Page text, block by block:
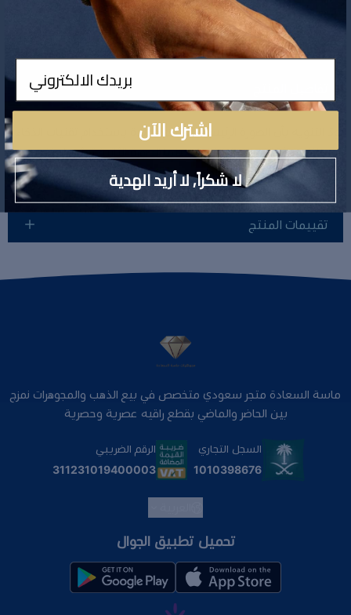
نودّ التنويه بأن الصورة الرئيسية للمنتج مولّدة باستخدام تقنيات الذكاء
الاصطناعي لأغراض العرض فقط ، بينما الصورة الثانية تمثل المنتج
الحقيقي كما هو على أرض الواقع
تقييمات المنتج
ماسة السعادة متجر سعودي متخصص في بيع الذهب والمجوهرات نمزج
بين الحاضر والماضي بقطع راقيه عصرية وحصرية
السجل التجاري
1010398676
الرقم الضريبي
311231019400003
تحميل تطبيق الجوال
ادخال
اشترك الآن
لا شكراً, لا أريد الهدية